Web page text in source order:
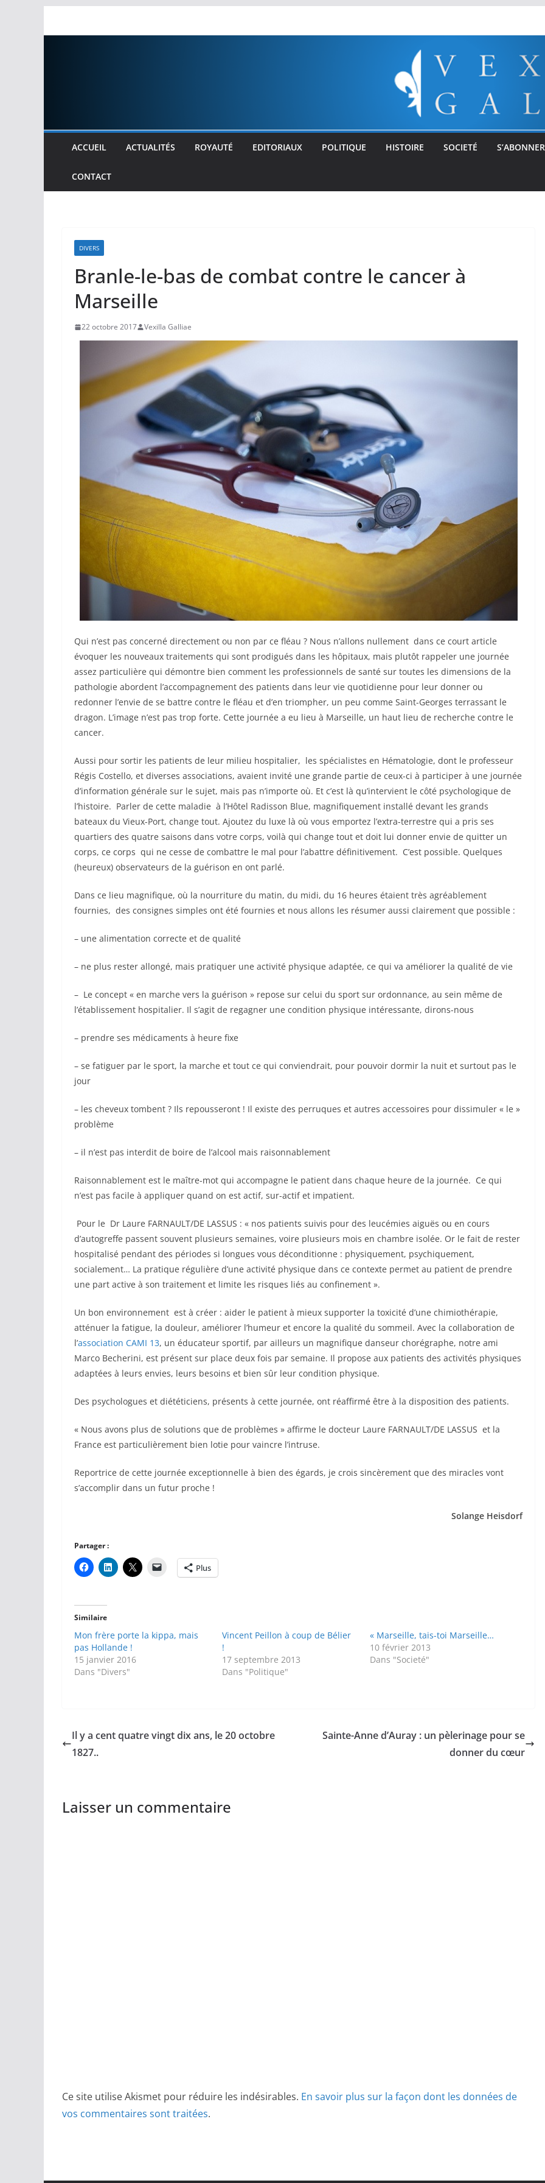
ACCUEIL ACTUALITÉS ROYAUTÉ EDITORIAUX POLITIQUE HISTOIRE SOCIETÉ
CONTACT
DIVERS
Branle-le-bas de combat contre le cancer à
Marseille
22 octobre 2017 Vexilla Galliae
Qui n’est pas concerné directement ou non par ce fléau ? Nous n’allons nullement dans ce court article
évoquer les nouveaux traitements qui sont prodigués dans les hôpitaux, mais plutôt rappeler une journée
assez particulière qui démontre bien comment les professionnels de santé sur toutes les dimensions de la
pathologie abordent l’accompagnement des patients dans leur vie quotidienne pour leur donner ou
redonner l’envie de se battre contre le fléau et d’en triompher, un peu comme Saint-Georges terrassant le
dragon. L’image n’est pas trop forte. Cette journée a eu lieu à Marseille, un haut lieu de recherche contre le
cancer.
Aussi pour sortir les patients de leur milieu hospitalier, les spécialistes en Hématologie, dont le professeur
Régis Costello, et diverses associations, avaient invité une grande partie de ceux-ci à participer à une journée
d’information générale sur le sujet, mais pas n’importe où. Et c’est là qu’intervient le côté psychologique de
l’histoire. Parler de cette maladie à l’Hôtel Radisson Blue, magnifiquement installé devant les grands
bateaux du Vieux-Port, change tout. Ajoutez du luxe là où vous emportez l’extra-terrestre qui a pris ses
quartiers des quatre saisons dans votre corps, voilà qui change tout et doit lui donner envie de quitter un
corps, ce corps qui ne cesse de combattre le mal pour l’abattre définitivement. C’est possible. Quelques
(heureux) observateurs de la guérison en ont parlé.
Dans ce lieu magnifique, où la nourriture du matin, du midi, du 16 heures étaient très agréablement
fournies, des consignes simples ont été fournies et nous allons les résumer aussi clairement que possible :
– une alimentation correcte et de qualité
– ne plus rester allongé, mais pratiquer une activité physique adaptée, ce qui va améliorer la qualité de vie
– Le concept « en marche vers la guérison » repose sur celui du sport sur ordonnance, au sein même de
l’établissement hospitalier. Il s’agit de regagner une condition physique intéressante, dirons-nous
– prendre ses médicaments à heure fixe
– se fatiguer par le sport, la marche et tout ce qui conviendrait, pour pouvoir dormir la nuit et surtout pas le
jour
– les cheveux tombent ? Ils repousseront ! Il existe des perruques et autres accessoires pour dissimuler « le »
problème
– il n’est pas interdit de boire de l’alcool mais raisonnablement
Raisonnablement est le maître-mot qui accompagne le patient dans chaque heure de la journée. Ce qui
n’est pas facile à appliquer quand on est actif, sur-actif et impatient.
Pour le Dr Laure FARNAULT/DE LASSUS : « nos patients suivis pour des leucémies aiguës ou en cours
d’autogreffe passent souvent plusieurs semaines, voire plusieurs mois en chambre isolée. Or le fait de rester
hospitalisé pendant des périodes si longues vous déconditionne : physiquement, psychiquement,
socialement… La pratique régulière d’une activité physique dans ce contexte permet au patient de prendre
une part active à son traitement et limite les risques liés au confinement ».
Un bon environnement est à créer : aider le patient à mieux supporter la toxicité d’une chimiothérapie,
atténuer la fatigue, la douleur, améliorer l’humeur et encore la qualité du sommeil. Avec la collaboration de
l’association CAMI 13, un éducateur sportif, par ailleurs un magnifique danseur chorégraphe, notre ami
Marco Becherini, est présent sur place deux fois par semaine. Il propose aux patients des activités physiques
adaptées à leurs envies, leurs besoins et bien sûr leur condition physique.
Des psychologues et diététiciens, présents à cette journée, ont réaffirmé être à la disposition des patients.
« Nous avons plus de solutions que de problèmes » affirme le docteur Laure FARNAULT/DE LASSUS et la
France est particulièrement bien lotie pour vaincre l’intruse.
Reportrice de cette journée exceptionnelle à bien des égards, je crois sincèrement que des miracles vont
s’accomplir dans un futur proche !
Solange Heisdorf
Partager :
Plus
Similaire
Mon frère porte la kippa, mais
pas Hollande !
15 janvier 2016
Dans "Divers"
Vincent Peillon à coup de Bélier
!
17 septembre 2013
Dans "Politique"
« Marseille, tais-toi Marseille…
10 février 2013
Dans "Societé"
Il y a cent quatre vingt dix ans, le 20 octobre
1827..
Sainte-Anne d’Auray : un pèlerinage pour se
donner du cœur
Laisser un commentaire
Ce site utilise Akismet pour réduire les indésirables. En savoir plus sur la façon dont les données de
vos commentaires sont traitées.